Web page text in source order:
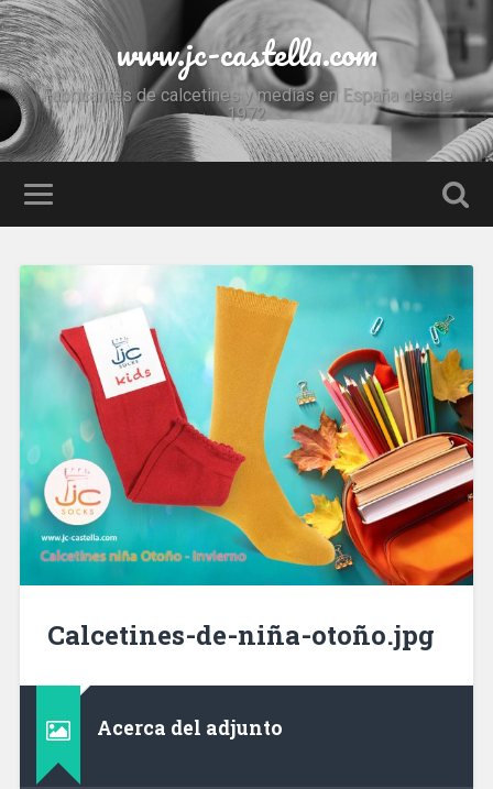
www.jc-castella.com
Fabricantes de calcetines y medias en España desde
1972
Calcetines-de-niña-otoño.jpg
Acerca del adjunto